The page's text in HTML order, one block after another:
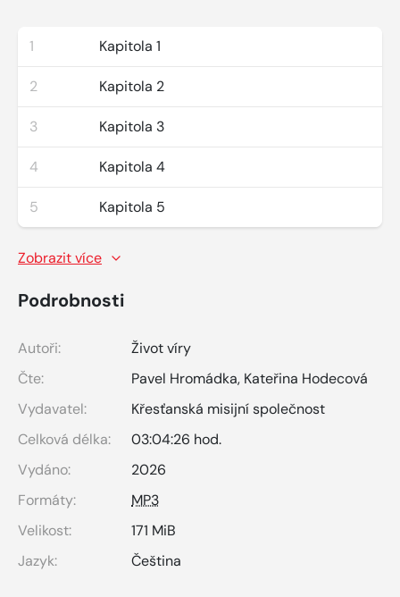
1 Kapitola 1
2 Kapitola 2
3 Kapitola 3
4 Kapitola 4
5 Kapitola 5
Zobrazit více
Podrobnosti
Autoři:
Život víry
Čte:
Pavel Hromádka, Kateřina Hodecová
Vydavatel:
Křesťanská misijní společnost
Celková délka:
03:04:26 hod.
Vydáno:
2026
Formáty:
MP3
Velikost:
171 MiB
Jazyk:
Čeština